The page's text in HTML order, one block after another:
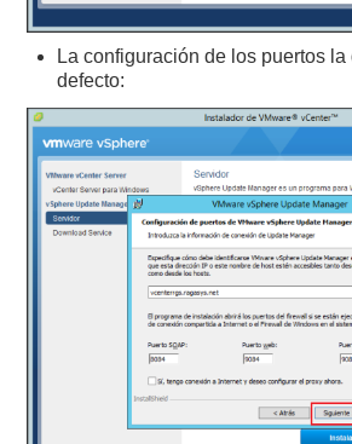
La configuración de los puertos
defecto: